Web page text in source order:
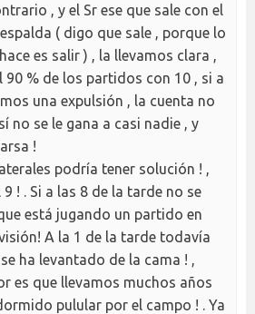
, y el Sr ese que sale con el
( digo que sale , porque lo
es salir ) , la llevamos clara ,
90 % de los partidos con 10 , si a
una expulsión , la cuenta no
no se le gana a casi nadie , y
!
podría tener solución ! ,
! . Si a las 8 de la tarde no se
está jugando un partido en
A la 1 de la tarde todavía
ha levantado de la cama ! ,
es que llevamos muchos años
pulular por el campo ! . Ya